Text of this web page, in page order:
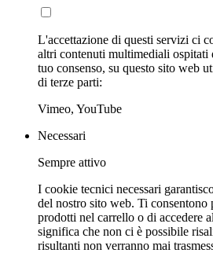
L'accettazione di questi servizi ci
altri contenuti multimediali
tuo consenso, su questo sito web
di terze parti:
Vimeo, YouTube
Necessari
Sempre attivo
I cookie tecnici necessari
del nostro sito web. Ti consentono
prodotti nel carrello o di accedere
significa che non ci è possibile
risultanti non verranno mai